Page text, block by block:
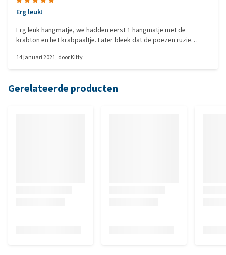
Erg leuk!
Erg leuk hangmatje, we hadden eerst 1 hangmatje met de
krabton en het krabpaaltje. Later bleek dat de poezen ruzie
bij gekocht! Nu liggen ze dagelijks beiden lekker in hun eigen
14 januari 2021, doorKitty
Gerelateerde producten